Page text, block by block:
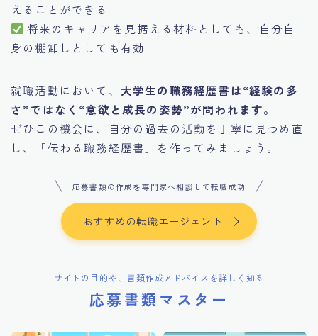
えることができる
将来のキャリアを見据える材料としても、自分自
身の棚卸しとしても有効
就職活動において、 大学生の職務経歴書は“経験の多
さ”ではなく“意欲と成長の姿勢”が問われます。
ぜひこの機会に、自分の過去の活動を丁寧に見つめ直
し、「伝わる職務経歴書」を作ってみましょう。
応募書類の作成を専門家へ相談して転職成功
おすすめの転職エージェント
サイトの目的や、書類作成アドバイスを詳しく知る
応募書類マスター